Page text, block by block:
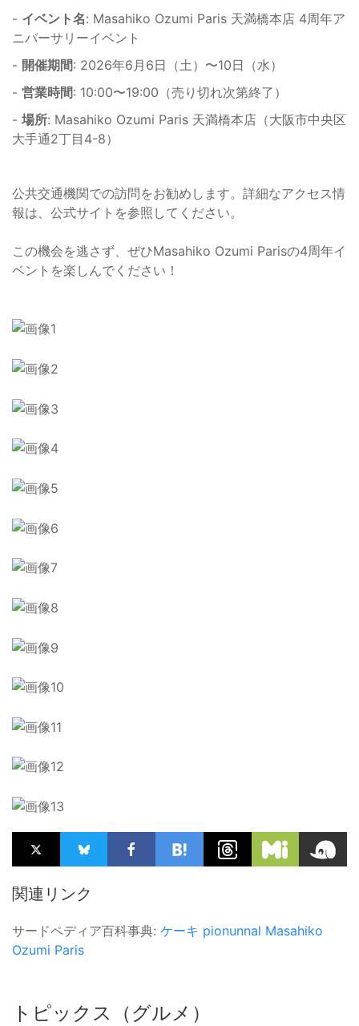
- イベント名: Masahiko Ozumi Paris 天満橋本店 4周年ア
ニバーサリーイベント
- 開催期間: 2026年6月6日（土）〜10日（水）
- 営業時間: 10:00〜19:00（売り切れ次第終了）
- 場所: Masahiko Ozumi Paris 天満橋本店（大阪市中央区
大手通2丁目4-8）
公共交通機関での訪問をお勧めします。詳細なアクセス情
報は、公式サイトを参照してください。
この機会を逃さず、ぜひMasahiko Ozumi Parisの4周年イ
ベントを楽しんでください！
関連リンク
サードペディア百科事典: ケーキ pionunnal Masahiko
Ozumi Paris
トピックス（グルメ）